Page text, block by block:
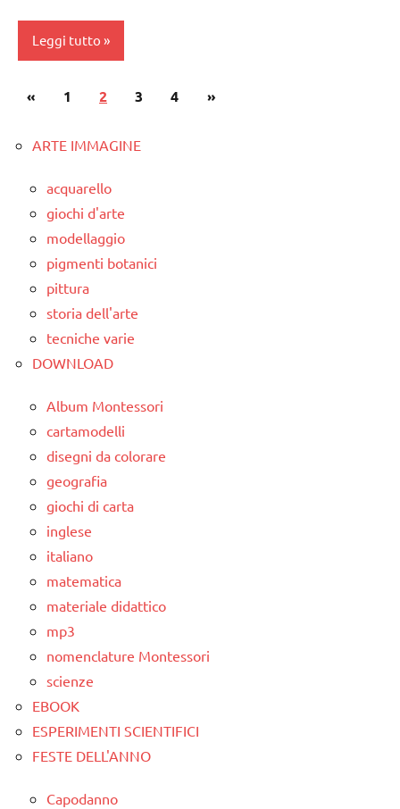
PER ETA'
TUTTI GLI
Leggi tutto
Autunno
2a
classe
classe
4a
classe
5a
ESPERIMENTI
SCIENTIFICI
SCIENZE
STAGIONI
ARGOMENTI
PER ETA'
TUTTI GLI
Paginazione
articoli
«Articolo
1 2 3 4
Articolo
»
ARTE IMMAGINE
acquarello
giochi d'arte
modellaggio
pigmenti botanici
pittura
storia dell'arte
tecniche varie
DOWNLOAD
Album Montessori
cartamodelli
disegni da colorare
geografia
giochi di carta
inglese
italiano
matematica
materiale didattico
mp3
nomenclature Montessori
scienze
EBOOK
ESPERIMENTI SCIENTIFICI
FESTE DELL'ANNO
Capodanno